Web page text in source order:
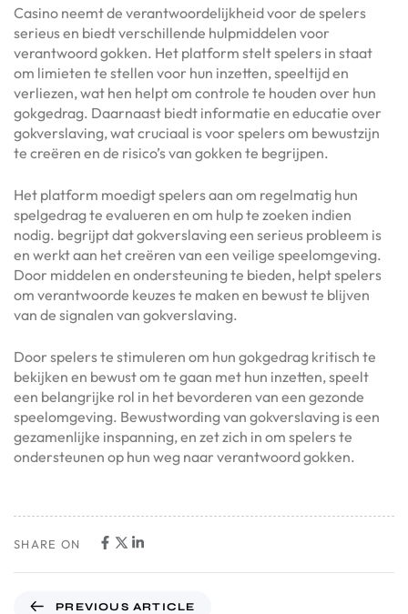
Casino neemt de verantwoordelijkheid voor de spelers
serieus en biedt verschillende hulpmiddelen voor
verantwoord gokken. Het platform stelt spelers in staat
om limieten te stellen voor hun inzetten, speeltijd en
verliezen, wat hen helpt om controle te houden over hun
gokgedrag. Daarnaast biedt informatie en educatie over
gokverslaving, wat cruciaal is voor spelers om bewustzijn
te creëren en de risico’s van gokken te begrijpen.
Het platform moedigt spelers aan om regelmatig hun
spelgedrag te evalueren en om hulp te zoeken indien
nodig. begrijpt dat gokverslaving een serieus probleem is
en werkt aan het creëren van een veilige speelomgeving.
Door middelen en ondersteuning te bieden, helpt spelers
om verantwoorde keuzes te maken en bewust te blijven
van de signalen van gokverslaving.
Door spelers te stimuleren om hun gokgedrag kritisch te
bekijken en bewust om te gaan met hun inzetten, speelt
een belangrijke rol in het bevorderen van een gezonde
speelomgeving. Bewustwording van gokverslaving is een
gezamenlijke inspanning, en zet zich in om spelers te
ondersteunen op hun weg naar verantwoord gokken.
SHARE ON
PREVIOUS ARTICLE